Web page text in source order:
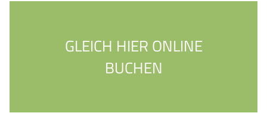
GLEICH HIER ONLINE
BUCHEN